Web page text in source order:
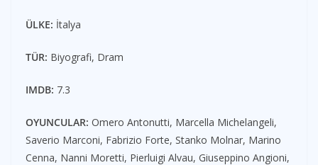
ÜLKE: İtalya
TÜR: Biyografi, Dram
IMDB: 7.3
OYUNCULAR: Omero Antonutti, Marcella Michelangeli,
Saverio Marconi, Fabrizio Forte, Stanko Molnar, Marino
Cenna, Nanni Moretti, Pierluigi Alvau, Giuseppino Angioni,